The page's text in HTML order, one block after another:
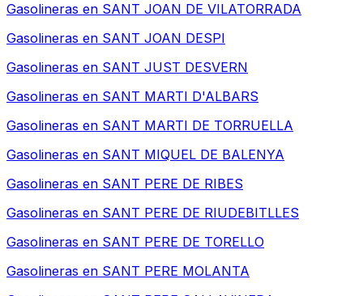
Gasolineras en SANT JOAN DE VILATORRADA
Gasolineras en SANT JOAN DESPI
Gasolineras en SANT JUST DESVERN
Gasolineras en SANT MARTI D'ALBARS
Gasolineras en SANT MARTI DE TORRUELLA
Gasolineras en SANT MIQUEL DE BALENYA
Gasolineras en SANT PERE DE RIBES
Gasolineras en SANT PERE DE RIUDEBITLLES
Gasolineras en SANT PERE DE TORELLO
Gasolineras en SANT PERE MOLANTA